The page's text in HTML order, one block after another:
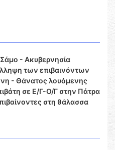
- Ακυβερνησία
των επιβαινόντων
- Θάνατος λουόμενης
σε Ε/Γ-Ο/Γ στην Πάτρα
στη θάλασσα